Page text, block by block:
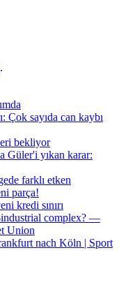
.
Çok sayıda can kaybı
bekliyor
yıkan karar:
farklı etken
parça!
kredi sınırı
complex? —
Union
nach Köln | Sport